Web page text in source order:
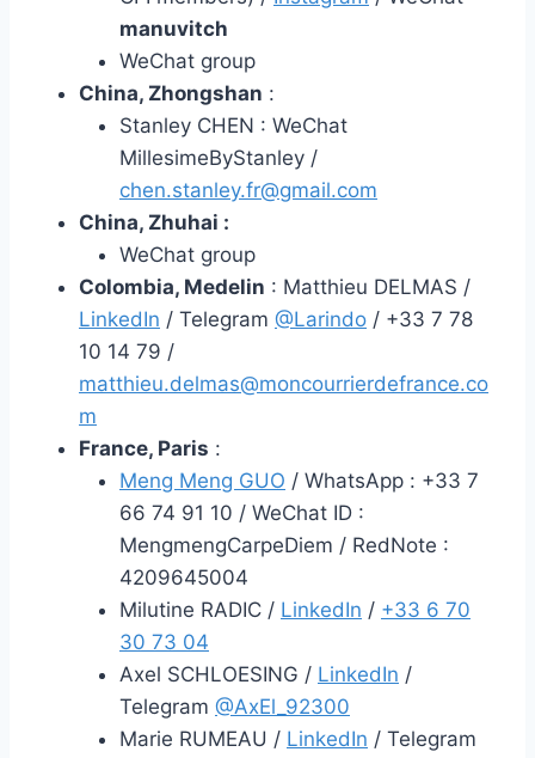
manuvitch
WeChat group
China, Zhongshan :
Stanley CHEN : WeChat
MillesimeByStanley /
chen.stanley.fr@gmail.com
China, Zhuhai :
WeChat group
Colombia, Medelin : Matthieu DELMAS /
LinkedIn / Telegram @Larindo / +33 7 78
10 14 79 /
matthieu.delmas@moncourrierdefrance.co
m
France, Paris :
Meng Meng GUO / WhatsApp : +33 7
66 74 91 10 / WeChat ID :
MengmengCarpeDiem / RedNote :
4209645004
Milutine RADIC / LinkedIn / +33 6 70
30 73 04
Axel SCHLOESING / LinkedIn /
Telegram @AxEl_92300
Marie RUMEAU / LinkedIn / Telegram